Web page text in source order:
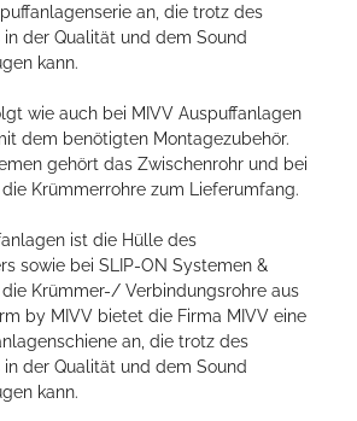
an, die trotz des
der Qualität und dem Sound
kann.
wie auch bei MIVV Auspuffanlagen
dem benötigten Montagezubehör.
gehört das Zwischenrohr und bei
Krümmerrohre zum Lieferumfang.
ist die Hülle des
sowie bei SLIP-ON Systemen &
Krümmer-/ Verbindungsrohre aus
by MIVV bietet die Firma MIVV eine
an, die trotz des
der Qualität und dem Sound
kann.